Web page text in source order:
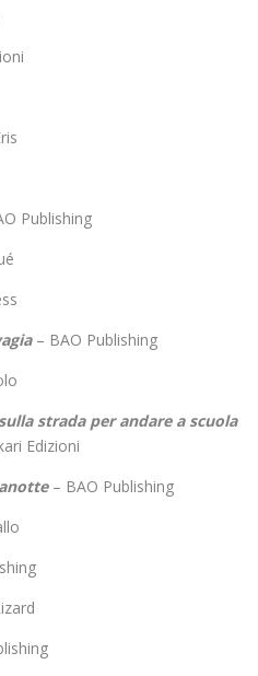
Publishing
– BAO Publishing
strada per andare a scuola
Edizioni
– BAO Publishing